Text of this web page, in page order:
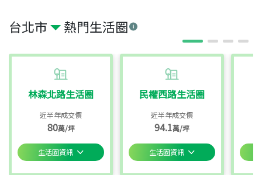
台北市 熱門生活圈
林森北路生活圈
近半年成交價
80萬/坪
生活圈資訊
民權西路生活圈
近半年成交價
94.1萬/坪
生活圈資訊